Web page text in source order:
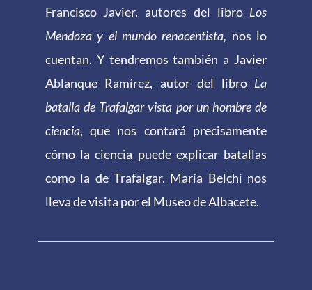
Francisco Javier, autores del libro Los
Mendoza y el mundo renacentista, nos lo
cuentan. Y tendremos también a Javier
Ablanque Ramírez, autor del libro La
batalla de Trafalgar vista por un hombre de
ciencia, que nos contará precisamente
cómo la ciencia puede explicar batallas
como la de Trafalgar. María Belchi nos
lleva de visita por el Museo de Albacete.